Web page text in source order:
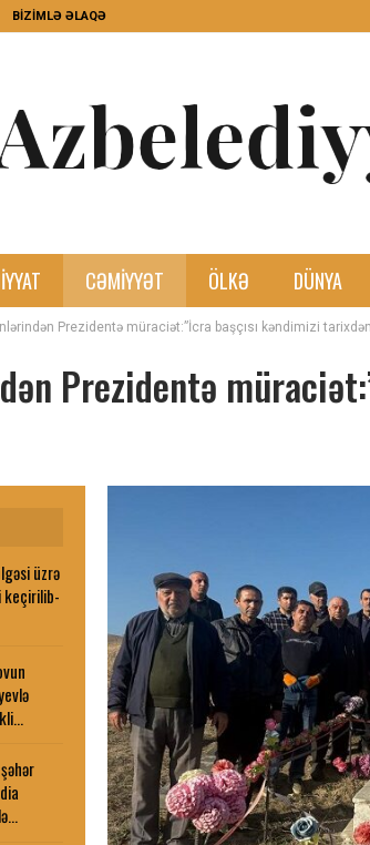
BİZİMLƏ ƏLAQƏ
CƏMIYYƏT ÖLKƏ DÜNYA
Prezidentə müraciət:”İcra başçısı kəndimizi
Prezidentə
üzrə
keçirilib-